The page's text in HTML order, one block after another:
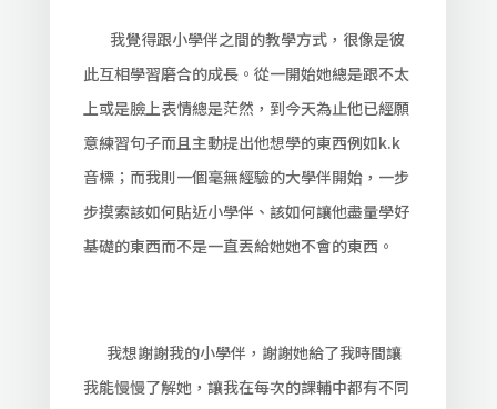
我覺得跟小學伴之間的教學方式，很像是彼
此互相學習磨合的成長。從一開始她總是跟不太
上或是臉上表情總是茫然，到今天為止他已經願
意練習句子而且主動提出他想學的東西例如k.k
音標；而我則一個毫無經驗的大學伴開始，一步
步摸索該如何貼近小學伴、該如何讓他盡量學好
基礎的東西而不是一直丟給她她不會的東西。
我想謝謝我的小學伴，謝謝她給了我時間讓
我能慢慢了解她，讓我在每次的課輔中都有不同